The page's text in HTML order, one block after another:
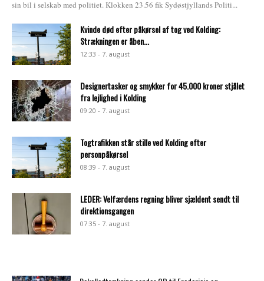
sin bil i selskab med politiet. Klokken 23.56 fik Sydøstjyllands Politi...
Kvinde død efter påkørsel af tog ved Kolding:
Strækningen er åben...
12:33 - 7. august
Designertasker og smykker for 45.000 kroner stjålet
fra lejlighed i Kolding
09:20 - 7. august
Togtrafikken står stille ved Kolding efter
personpåkørsel
08:39 - 7. august
LEDER: Velfærdens regning bliver sjældent sendt til
direktionsgangen
07:35 - 7. august